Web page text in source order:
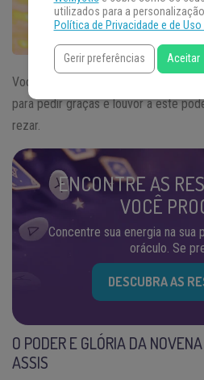
Você conhece a
para pedir graças e louvor a este
rezar.
ENCONTRE AS
VOCÊ
Concentre sua energia na sua
oráculo. Se
DESCUBRA AS
O PODER E GLÓRIA DA
ASSIS
utilizados para a
Política de Privacidade e de Uso
Gerir preferências Aceitar